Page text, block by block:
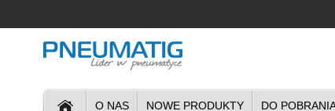
O NAS NOWE PRODUKTY DO